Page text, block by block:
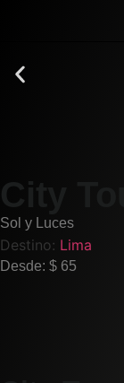
City
Sol y Luces
Destino: Lima
Desde: $ 65